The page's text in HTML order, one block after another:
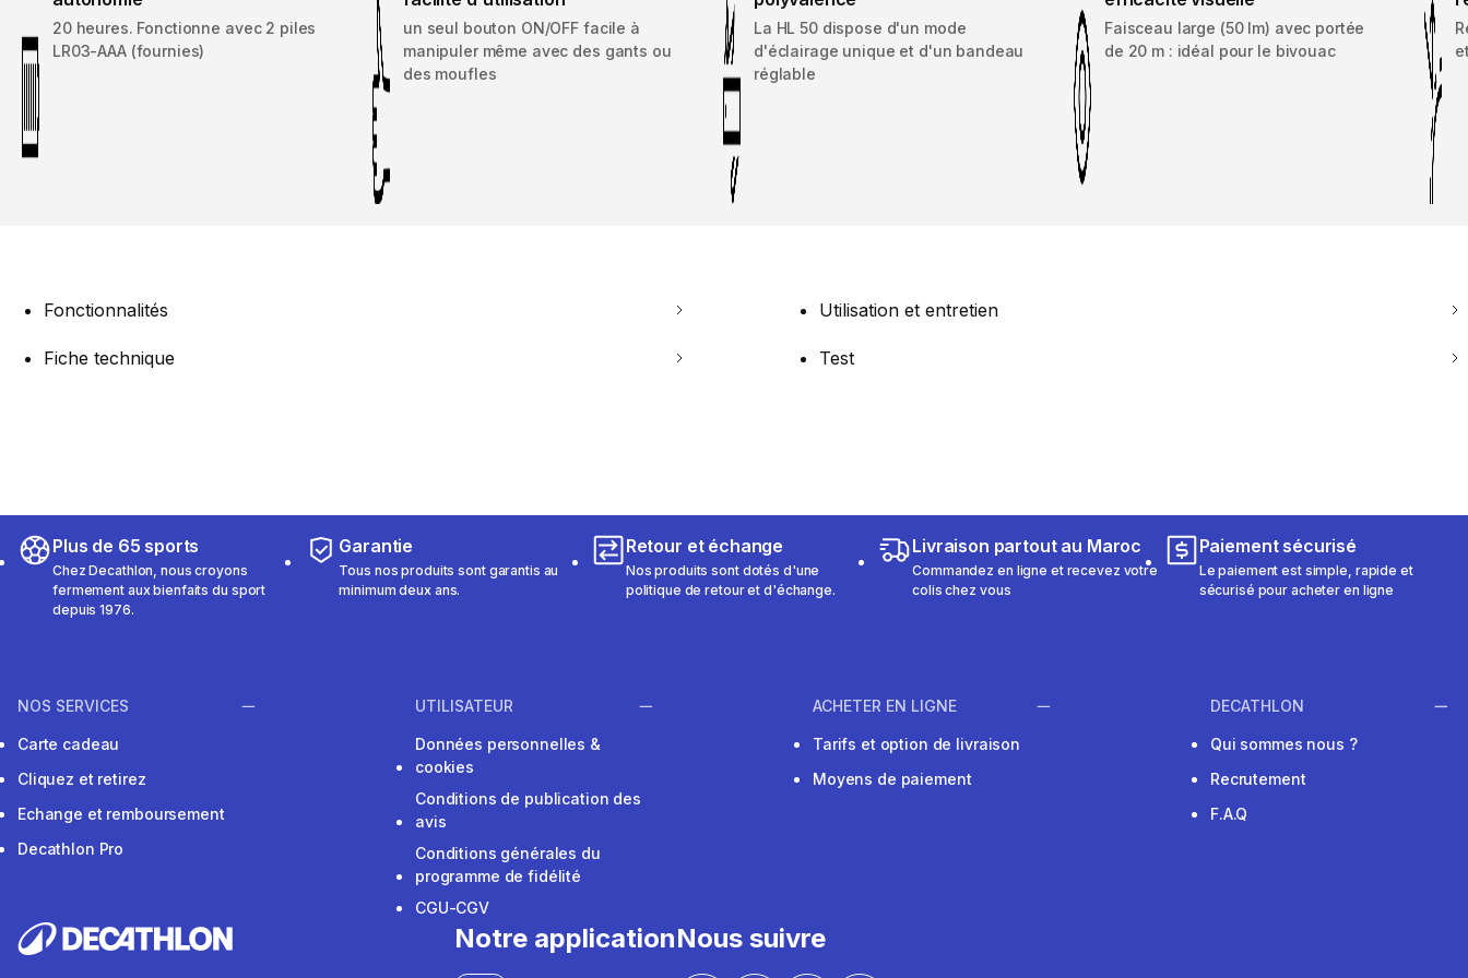
20 heures. Fonctionne avec 2 piles
LR03-AAA (fournies)
un seul bouton ON/OFF facile à
manipuler même avec des gants ou
des moufles
La HL 50 dispose d'un mode
d'éclairage unique et d'un bandeau
réglable
Faisceau large (50 lm) avec portée
de 20 m : idéal pour le bivouac
Fonctionnalités Utilisation et entretien
Fiche technique Test
Plus de 65 sports
Chez Decathlon, nous croyons
fermement aux bienfaits du sport
depuis 1976.
Garantie
Tous nos produits sont garantis au
minimum deux ans.
Retour et échange
Nos produits sont dotés d'une
politique de retour et d'échange.
Livraison partout au Maroc
Commandez en ligne et recevez votre
colis chez vous
Paiement sécurisé
Le paiement est simple, rapide et
sécurisé pour acheter en ligne
NOS SERVICES
Carte cadeau
Cliquez et retirez
Echange et remboursement
Decathlon Pro
UTILISATEUR
Données personnelles &
cookies
Conditions de publication des
avis
Conditions générales du
programme de fidélité
CGU-CGV
ACHETER EN LIGNE
Tarifs et option de livraison
Moyens de paiement
DECATHLON
Qui sommes nous ?
Recrutement
F.A.Q
Notre applicationNous suivre